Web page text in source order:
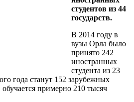
студентов из 44
государств.
В 2014 году в
вузы Орла было
принято 242
иностранных
студента из 23
года станут 152 зарубежных
примерно 210 тысяч